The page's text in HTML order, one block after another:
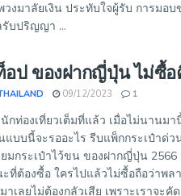
วงมาลัยเงิน ประทับใจผู้รับ การมอ
รับปริญญา ...
อป ของฝากญี่ปุ่น ไม่ซื้
09/12/2023 1
กท่องเที่ยวเต็มที่แล้ว เมื่อไม่นานม
แบบนี้จะรออะไร รีบแพ็กกระเป๋าด่ว
ยมกระเป๋าไว้ขน ของฝากญี่ปุ่น
ะที่ต้องซื้อ ใครไปแล้วไม่ซื้อถือว่า
าเลยไม่ต้องกลัวเสีย เพราะเราจ